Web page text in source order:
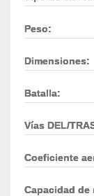
Peso:
Dimensiones:
Batalla:
Vías DEL/
Coeficiente
Capacidad de